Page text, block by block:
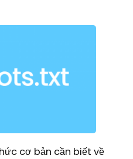
cơ bản cần biết về